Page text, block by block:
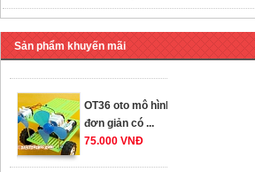
Sản phẩm khuyến mãi
OT35 robot lắp
...
259.000 VNĐ
OT36 oto mô hình
đơn giản có ...
75.000 VNĐ